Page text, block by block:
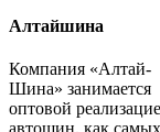
Алтайшина
Компания «Алтай-
Шина» занимается
оптовой